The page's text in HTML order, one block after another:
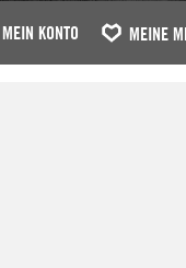
MEIN KONTO MEINE